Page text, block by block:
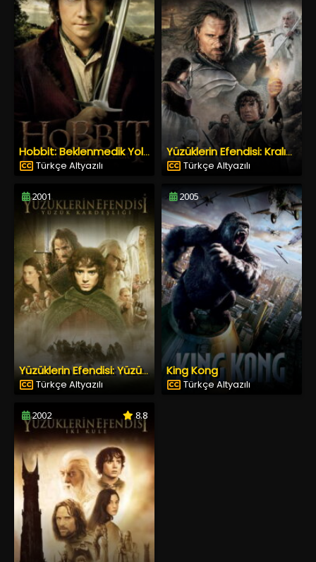
Hobbit: Beklenmedik Yolculuk
Türkçe Altyazılı
Yüzüklerin Efendisi: Kralın Dönüşü
Türkçe Altyazılı
2001
Yüzüklerin Efendisi: Yüzük Kardeşliği
Türkçe Altyazılı
2005
King Kong
Türkçe Altyazılı
2002 8.8